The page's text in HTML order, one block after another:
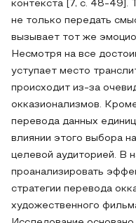
контекста [7, с. 48-49].
не только передать
вызывает тот же
Несмотря на все
уступает место
происходит из-за
окказионализмов.
перевода данных
влиянии этого выбора
целевой аудиторией. В
проанализировать
стратегии перевода
художественного